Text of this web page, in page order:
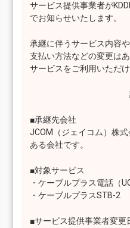
サービス提供事業者が
でお知らせいたします。
承継に伴うサービス内容
支払い方法などの変更は
サービスをご利用いただけ
■承継先会社
JCOM（ジェイコム）株
ある会社です。
■対象サービス
・ケーブルプラス電話（
・ケーブルプラスSTB-2
■サービス提供事業者変更